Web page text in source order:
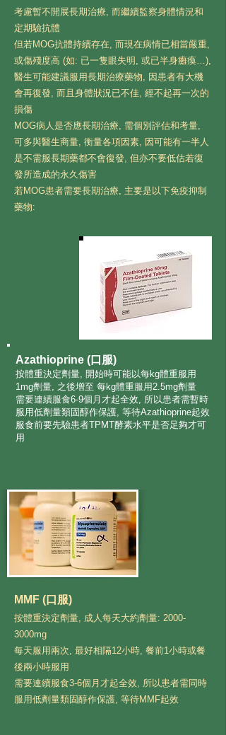
考慮暫不開展長期治療, 而繼續監察身體情況和
定期驗抗體
但若MOG抗體持續存在, 而現在病情已相當嚴重,
或傷殘度高 (如: 已一隻眼失明, 或已半身癱瘓…),
醫生可能建議服用長期治療藥物, 因患者有大機
會再復發, 而且身體狀況已不佳, 經不起再一次的
損傷
MOG病人是否應長期治療, 需個別評估和考量,
可多與醫生商量, 衡量各項因素, 因可能有一半人
是不需服長期藥都不會復發, 但亦不要低估若復
發所造成的永久傷害
若MOG患者需要長期治療, 主要是以下免疫抑制
藥物:
Azathioprine (口服)
按體重決定劑量, 開始時可能以每kg體重服用
1mg劑量, 之後增至 每kg體重服用2.5mg劑量
需要連續服食6-9個月才起全效, 所以患者需暫時
服用低劑量類固醇作保護, 等待Azathioprine起效
服食前要先驗患者TPMT酵素水平是否足夠才可
用
MMF (口服)
按體重決定劑量, 成人每天大約劑量: 2000-
3000mg
每天服用兩次, 最好相隔12小時, 餐前1小時或餐
後兩小時服用
需要連續服食3-6個月才起全效, 所以患者需同時
服用低劑量類固醇作保護, 等待MMF起效